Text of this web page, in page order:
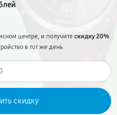
центре, и получитескидку 20%
в тот же день